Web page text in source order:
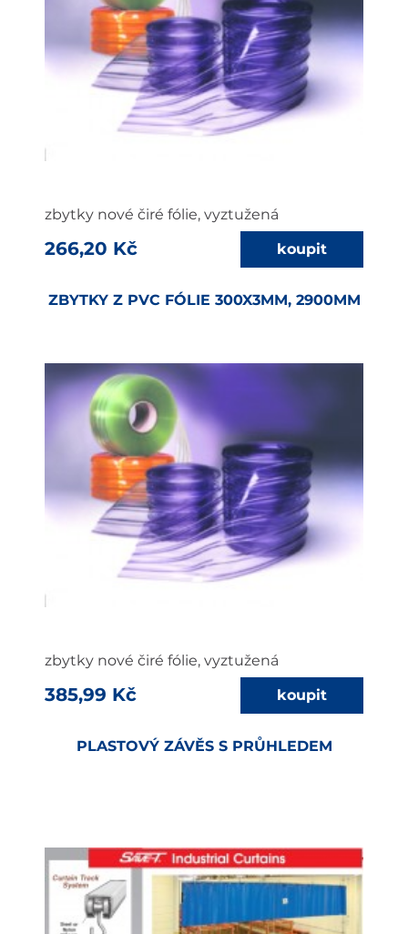
zbytky nové čiré fólie, vyztužená
266,20 Kč
ZBYTKY Z PVC FÓLIE 300X3MM, 2900MM
zbytky nové čiré fólie, vyztužená
385,99 Kč
PLASTOVÝ ZÁVĚS S PRŮHLEDEM